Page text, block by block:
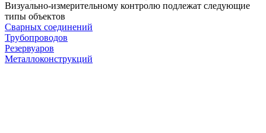
Визуально-измерительному контролю подлежат следующие
типы объектов
Cварных соединений
Трубопроводов
Резервуаров
Металлоконструкций